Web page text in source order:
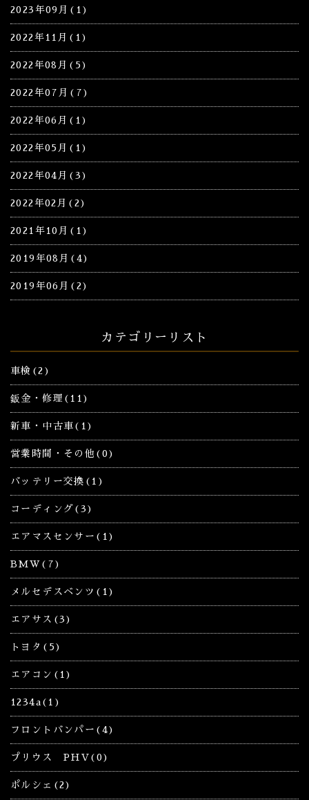
2023年09月(1)
2022年11月(1)
2022年08月(5)
2022年07月(7)
2022年06月(1)
2022年05月(1)
2022年04月(3)
2022年02月(2)
2021年10月(1)
2019年08月(4)
2019年06月(2)
カテゴリーリスト
車検(2)
鈑金・修理(11)
新車・中古車(1)
営業時間・その他(0)
バッテリー交換(1)
コーディング(3)
エアマスセンサー(1)
BMW(7)
メルセデスベンツ(1)
エアサス(3)
トヨタ(5)
エアコン(1)
1234a(1)
フロントバンパー(4)
プリウス PHV(0)
ポルシェ(2)